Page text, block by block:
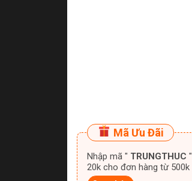
Mã Ưu Đãi
Nhập mã " TRUNGTHUC " Giảm giá
20k cho đơn hàng từ 500k